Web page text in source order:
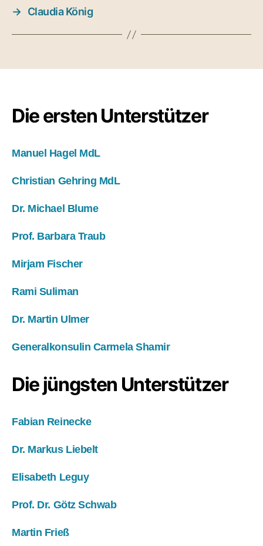
→ Claudia König
Die ersten Unterstützer
Manuel Hagel MdL
Christian Gehring MdL
Dr. Michael Blume
Prof. Barbara Traub
Mirjam Fischer
Rami Suliman
Dr. Martin Ulmer
Generalkonsulin Carmela Shamir
Die jüngsten Unterstützer
Fabian Reinecke
Dr. Markus Liebelt
Elisabeth Leguy
Prof. Dr. Götz Schwab
Martin Frieß